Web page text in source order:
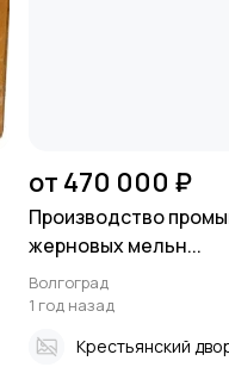
от 470 000 ₽
Производство
жерновых мельн...
Волгоград
1 год назад
Крестьянский